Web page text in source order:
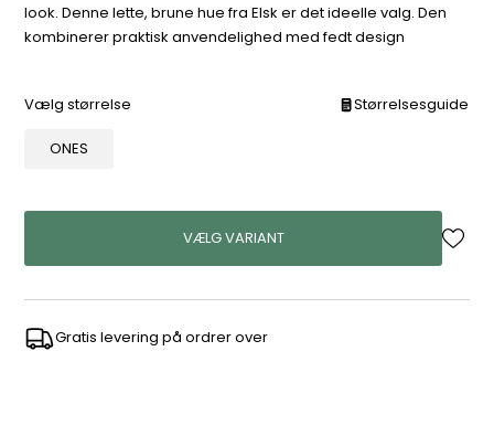
look. Denne lette, brune hue fra Elsk er det ideelle valg. Den
kombinerer praktisk anvendelighed med fedt design
Vælg størrelse Størrelsesguide
ONES
VÆLG VARIANT
Gratis levering på ordrer over